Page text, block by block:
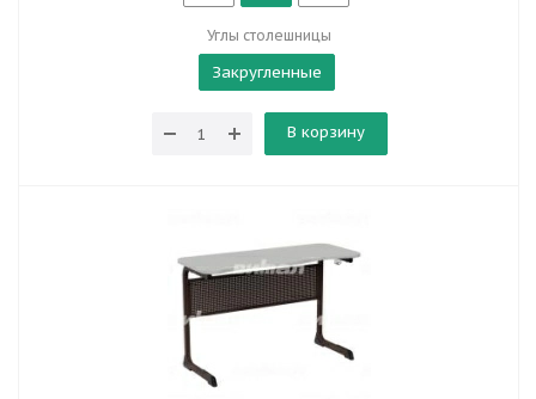
Углы столешницы
Закругленные
В корзину